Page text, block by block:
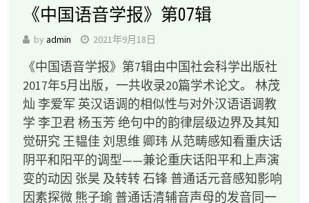
《中国语音学报》第07辑
by admin 2021年9月18日
《中国语音学报》第7辑由中国社会科学出版社
2017年5月出版，一共收录20篇学术论文。 林茂
灿 李爱军 英汉语调的相似性与对外汉语语调教
学 李卫君 杨玉芳 绝句中的韵律层级边界及其知
觉研究 王韫佳 刘思维 卿玮 从范畴感知看重庆话
阴平和阳平的调型——兼论重庆话阳平和上声演
变的动因 张昊 及转转 石锋 普通话元音感知影响
因素探微 熊子瑜 普通话清辅音声母的发音同一